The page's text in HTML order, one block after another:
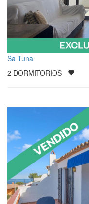
Sa Tuna
2 DORMITORIOS